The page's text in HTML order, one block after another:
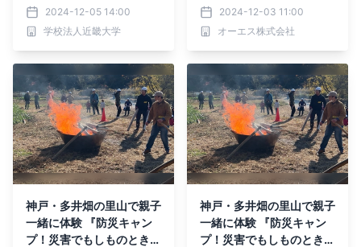
築物被害に関する講義とワ
ークショップを実施
2024-12-05 14:00
学校法人近畿大学
生き抜く力＜ファイヤー編
＞』12月7日に開催
2024-12-03 11:00
オーエス株式会社
神戸・多井畑の里山で親子
一緒に体験 『防災キャン
プ！災害でもしものときに
神戸・多井畑の里山で親子
一緒に体験 『防災キャン
プ！災害でもしものときに